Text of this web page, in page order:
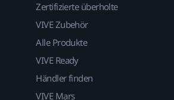
Zertifizierte überholte
VIVE Zubehör
Alle Produkte
VIVE Ready
Händler finden
VIVE Mars